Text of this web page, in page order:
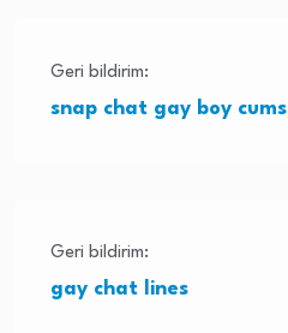
Geri bildirim:
snap chat gay boy cums
Geri bildirim:
gay chat lines